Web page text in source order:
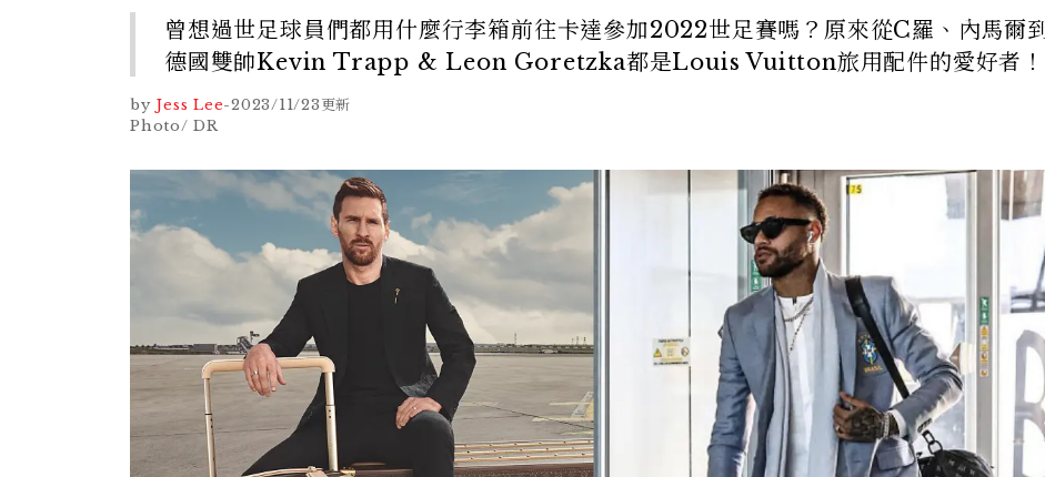
曾想過世足球員們都用什麼行李箱前往卡達參加2022世足賽嗎？原來從C羅、內馬爾到
德國雙帥Kevin Trapp & Leon Goretzka都是Louis Vuitton旅用配件的愛好者！
by Jess Lee-2023/11/23更新
Photo/ DR